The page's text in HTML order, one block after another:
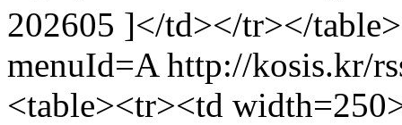
202605 ]</td></tr></
menuId=A http://kosis.kr/
<table><tr><td